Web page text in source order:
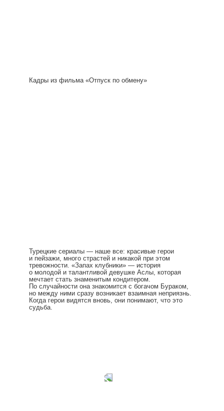
Кадры из фильма «Отпуск по обмену»
Турецкие сериалы — наше все: красивые герои
и пейзажи, много страстей и никакой при этом
тревожности. «Запах клубники» — история
о молодой и талантливой девушке Аслы, которая
мечтает стать знаменитым кондитером.
По случайности она знакомится с богачом Бураком,
но между ними сразу возникает взаимная неприязнь.
Когда герои видятся вновь, они понимают, что это
судьба.